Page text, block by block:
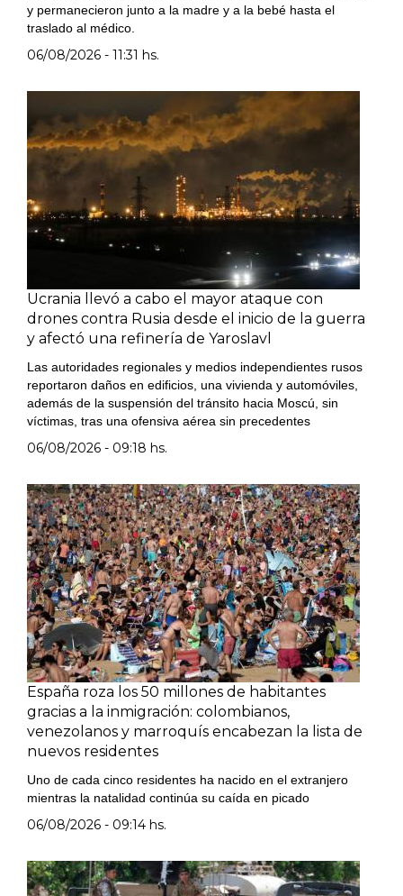
y permanecieron junto a la madre y a la bebé hasta el
traslado al médico.
06/08/2026 - 11:31 hs.
Ucrania llevó a cabo el mayor ataque con
drones contra Rusia desde el inicio de la guerra
y afectó una refinería de Yaroslavl
Las autoridades regionales y medios independientes rusos
reportaron daños en edificios, una vivienda y automóviles,
además de la suspensión del tránsito hacia Moscú, sin
víctimas, tras una ofensiva aérea sin precedentes
06/08/2026 - 09:18 hs.
España roza los 50 millones de habitantes
gracias a la inmigración: colombianos,
venezolanos y marroquís encabezan la lista de
nuevos residentes
Uno de cada cinco residentes ha nacido en el extranjero
mientras la natalidad continúa su caída en picado
06/08/2026 - 09:14 hs.